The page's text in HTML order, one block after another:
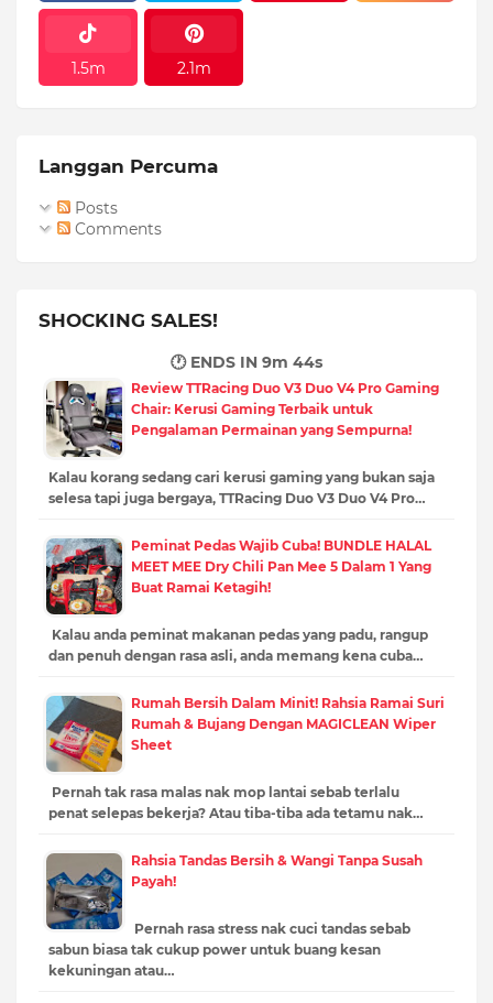
1.5m 2.1m
Langgan Percuma
Posts
Comments
SHOCKING SALES!
🕐 ENDS IN9m 43s
Review TTRacing Duo V3 Duo V4 Pro Gaming
Chair: Kerusi Gaming Terbaik untuk
Pengalaman Permainan yang Sempurna!
Kalau korang sedang cari kerusi gaming yang bukan saja
selesa tapi juga bergaya, TTRacing Duo V3 Duo V4 Pro…
Peminat Pedas Wajib Cuba! BUNDLE HALAL
MEET MEE Dry Chili Pan Mee 5 Dalam 1 Yang
Buat Ramai Ketagih!
Kalau anda peminat makanan pedas yang padu, rangup
dan penuh dengan rasa asli, anda memang kena cuba…
Rumah Bersih Dalam Minit! Rahsia Ramai Suri
Rumah & Bujang Dengan MAGICLEAN Wiper
Sheet
Pernah tak rasa malas nak mop lantai sebab terlalu
penat selepas bekerja? Atau tiba-tiba ada tetamu nak…
Rahsia Tandas Bersih & Wangi Tanpa Susah
Payah!
Pernah rasa stress nak cuci tandas sebab
sabun biasa tak cukup power untuk buang kesan
kekuningan atau…